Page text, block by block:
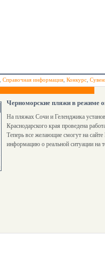
Справочная информация Конкурс
Черноморские пляжи в режиме
На пляжах Сочи и Геленджика
Краснодарского края проведена
Теперь все желающие смогут на
информацию о реальной ситуации на